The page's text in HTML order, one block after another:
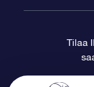
Arvostelut
OSR-
Maksutiedot
Tilaa